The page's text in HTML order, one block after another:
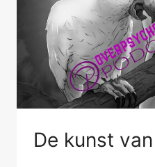
De kunst